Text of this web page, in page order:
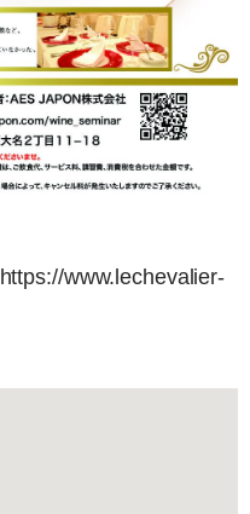
https://www.lechevalier-